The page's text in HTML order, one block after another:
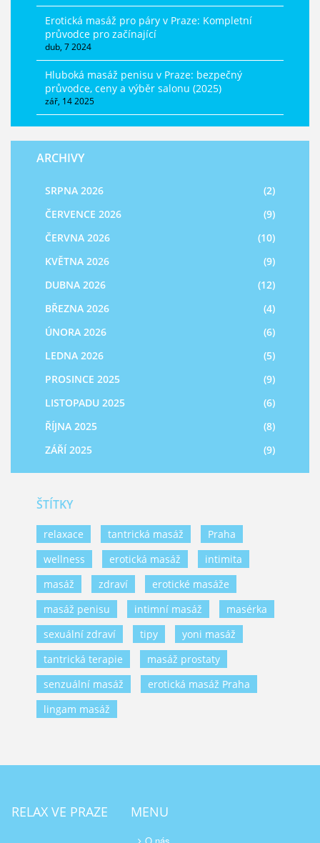
Erotická masáž pro páry v Praze: Kompletní
průvodce pro začínající
dub, 7 2024
Hluboká masáž penisu v Praze: bezpečný
průvodce, ceny a výběr salonu (2025)
zář, 14 2025
ARCHIVY
SRPNA 2026
(2)
ČERVENCE 2026
(9)
ČERVNA 2026
(10)
KVĚTNA 2026
(9)
DUBNA 2026
(12)
BŘEZNA 2026
(4)
ÚNORA 2026
(6)
LEDNA 2026
(5)
PROSINCE 2025
(9)
LISTOPADU 2025
(6)
ŘÍJNA 2025
(8)
ZÁŘÍ 2025
(9)
ŠTÍTKY
relaxace tantrická masáž
Praha
wellness
erotická masáž
intimita
masáž
zdraví
erotické masáže
masáž penisu
intimní masáž
masérka
sexuální zdraví
tipy
yoni masáž
tantrická terapie
masáž prostaty
senzuální masáž
erotická masáž Praha
lingam masáž
RELAX VE PRAZE MENU